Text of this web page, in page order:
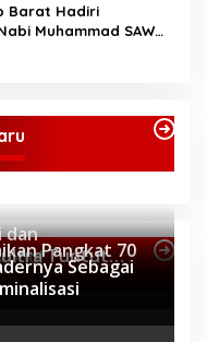
Barat Hadiri
Muhammad SAW
Falah Senyerang
dan
Tuntut
Selatan*
Pangkat 70
Sebagai